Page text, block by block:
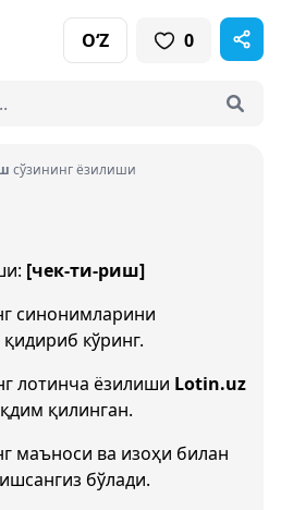
O‘Z 0
сўзининг ёзилиши
[чек-ти-риш]
синонимларини
кўринг.
лотинча ёзилиши Lotin.uz
қилинган.
маъноси ва изоҳи билан
бўлади.